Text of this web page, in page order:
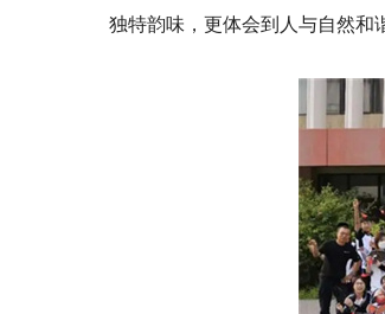
独特韵味，更体会到人与自然和